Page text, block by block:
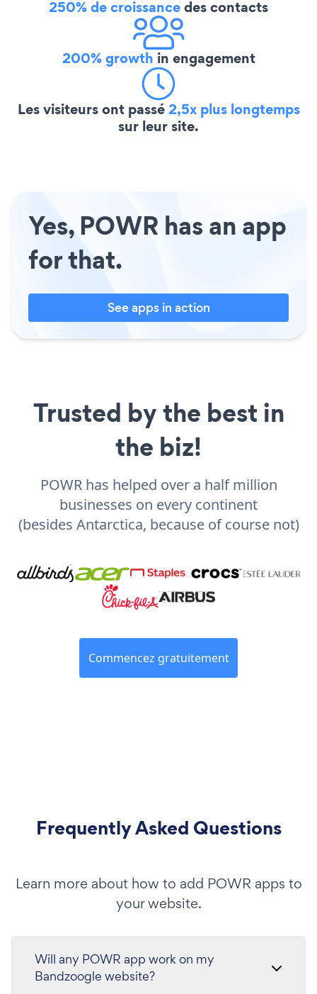
250% de croissancedes contacts
200% growth in engagement
Les visiteurs ont passé2,5x plus longtemps
sur leur site.
Yes, POWR has an app
for that.
See apps in action
Trusted by the best in
the biz!
POWR has helped over a half million
businesses on every continent
(besides Antarctica, because of course not)
Commencez gratuitement
Frequently Asked Questions
Learn more about how to add POWR apps to
your website.
Will any POWR app work on my
Bandzoogle website?